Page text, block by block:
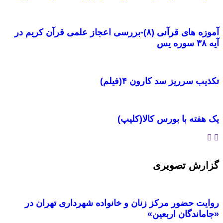
آموزه های قرآنی (۸)-بررسی اعجاز علمی قرآن کریم در
آیه ۳۸ سوره یس
تکذیب سرریز سد کارون ۴(فیلم)
یک هفته با بورس کالا(کلیپ)
گزارش تصویری
روایت حضور مرکز زنان و خانواده شهرداری تهران در
«جاماندگان اربعین»